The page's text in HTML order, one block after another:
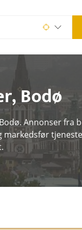
,Bodø
Annonser fra
markedsfør